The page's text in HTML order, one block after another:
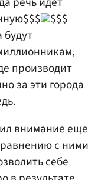
$$$
производит
за эти города
внимание еще
с ними
себе